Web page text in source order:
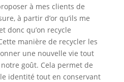
à mes clients de
à partir d’or qu’ils me
donc qu’on recycle
manière de recycler les
une nouvelle vie tout
goût. Cela permet de
identité tout en conservant